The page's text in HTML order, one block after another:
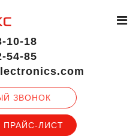
ЗВОНОК
ПРАЙС-ЛИСТ
10-18
54-85